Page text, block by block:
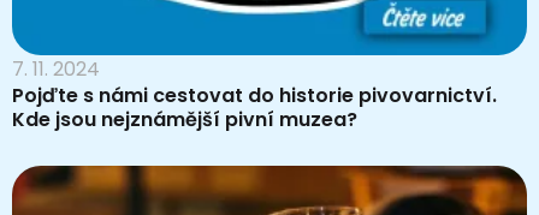
7. 11. 2024
Pojďte s námi cestovat do historie pivovarnictví.
Kde jsou nejznámější pivní muzea?